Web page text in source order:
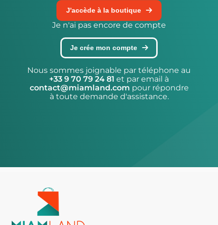
J'accède à la boutique
Je n'ai pas encore de compte
Je crée mon compte
Nous sommes joignable par téléphone au
+33 9 70 79 24 81 et par email à
contact@miamland.com pour répondre
à toute demande d'assistance.